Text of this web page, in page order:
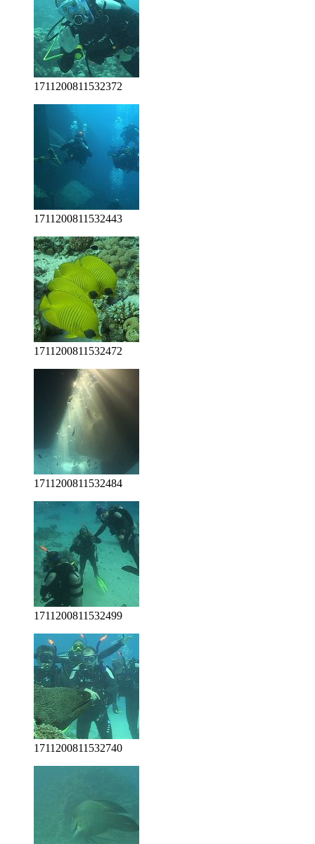
1711200811532372
1711200811532443
1711200811532472
1711200811532484
1711200811532499
1711200811532740